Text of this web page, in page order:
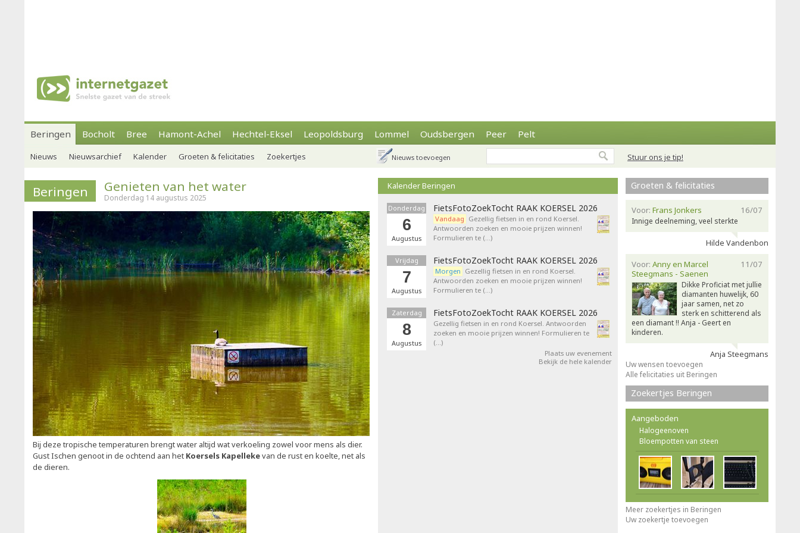
Beringen Bocholt Bree Hamont-Achel Hechtel-Eksel Leopoldsburg Lommel Oudsbergen Peer Pelt
Stuur ons je tip!
Nieuws Nieuwsarchief Kalender Groeten & felicitaties Zoekertjes Nieuws toevoegen
Beringen Genieten van het water
Donderdag 14 augustus 2025
Bij deze tropische temperaturen brengt water altijd wat verkoeling zowel voor mens als dier.
Gust Ischen genoot in de ochtend aan het Koersels Kapellekevan de rust en koelte, net als
de dieren.
Kalender Beringen
Donderdag
6
Augustus
FietsFotoZoekTocht RAAK KOERSEL 2026
Vandaag Gezellig fietsen in en rond Koersel.
Antwoorden zoeken en mooie prijzen winnen!
Formulieren te (…)
Vrijdag
7
Augustus
FietsFotoZoekTocht RAAK KOERSEL 2026
Morgen Gezellig fietsen in en rond Koersel.
Antwoorden zoeken en mooie prijzen winnen!
Formulieren te (…)
Zaterdag
8
Augustus
FietsFotoZoekTocht RAAK KOERSEL 2026
Gezellig fietsen in en rond Koersel. Antwoorden
zoeken en mooie prijzen winnen! Formulieren te
(…)
Plaats uw evenement
Bekijk de hele kalender
Groeten & felicitaties
16/07
Voor: Frans Jonkers
Innige deelneming, veel sterkte
Hilde Vandenbon
11/07
Voor: Anny en Marcel
Steegmans - Saenen
Dikke Proficiat met jullie
diamanten huwelijk, 60
jaar samen, net zo
sterk en schitterend als
een diamant !! Anja - Geert en
kinderen.
Anja Steegmans
Uw wensen toevoegen
Alle felicitaties uit Beringen
Zoekertjes Beringen
Aangeboden
Halogeenoven
Bloempotten van steen
Meer zoekertjes in Beringen
Uw zoekertje toevoegen